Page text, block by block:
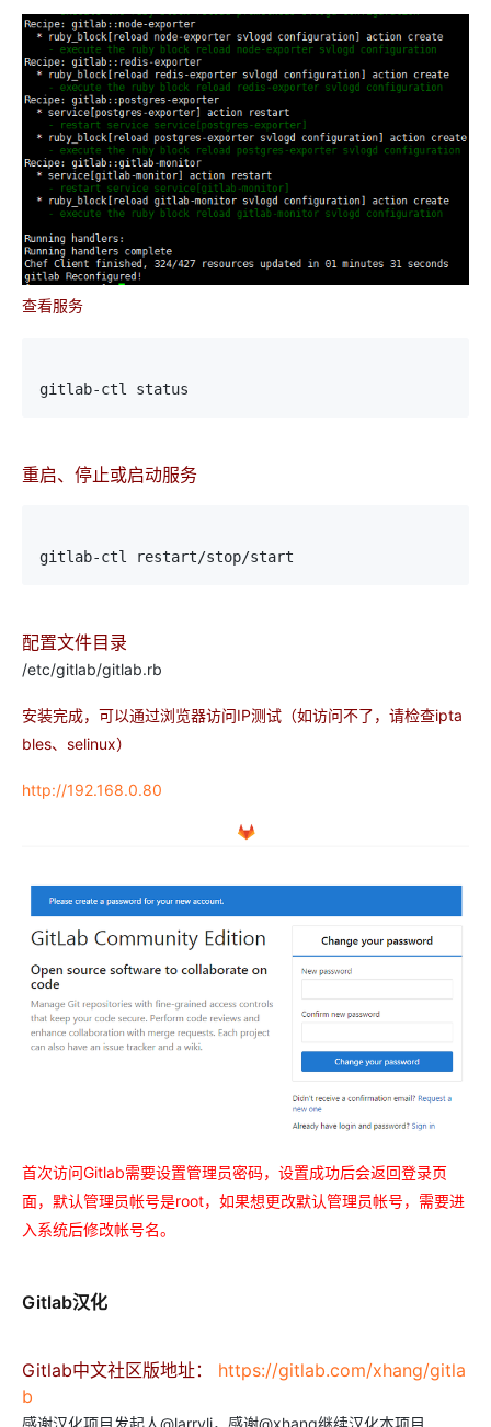
查看服务
gitlab-ctl status
重启、停止或启动服务
gitlab-ctl restart/stop/start
配置文件目录
/etc/gitlab/gitlab.rb
安装完成，可以通过浏览器访问IP测试（如访问不了，请检查ipta
bles、selinux）
http://192.168.0.80
首次访问Gitlab需要设置管理员密码，设置成功后会返回登录页
面，默认管理员帐号是root，如果想更改默认管理员帐号，需要进
入系统后修改帐号名。
Gitlab汉化
Gitlab中文社区版地址：
https://gitlab.com/xhang/gitla
b